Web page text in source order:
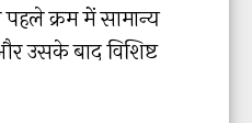
क्रम में सामान्य
उसके बाद विशिष्ट